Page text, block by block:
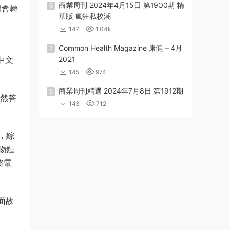
轉
文
答
綜
鏈
電
故
6
商業周刊 2024年4月15日 第1900期 精
華版 瘋狂私校潮
147 1.04k
7
Common Health Magazine 康健 – 4月
2021
145 974
8 商業周刊精選 2024年7月8日 第1912期
143 712